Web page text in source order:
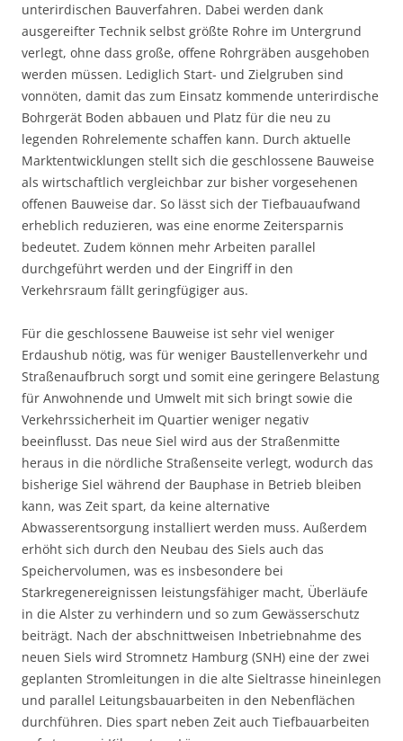
unterirdischen Bauverfahren. Dabei werden dank
ausgereifter Technik selbst größte Rohre im Untergrund
verlegt, ohne dass große, offene Rohrgräben ausgehoben
werden müssen. Lediglich Start- und Zielgruben sind
vonnöten, damit das zum Einsatz kommende unterirdische
Bohrgerät Boden abbauen und Platz für die neu zu
legenden Rohrelemente schaffen kann. Durch aktuelle
Marktentwicklungen stellt sich die geschlossene Bauweise
als wirtschaftlich vergleichbar zur bisher vorgesehenen
offenen Bauweise dar. So lässt sich der Tiefbauaufwand
erheblich reduzieren, was eine enorme Zeitersparnis
bedeutet. Zudem können mehr Arbeiten parallel
durchgeführt werden und der Eingriff in den
Verkehrsraum fällt geringfügiger aus.
Für die geschlossene Bauweise ist sehr viel weniger
Erdaushub nötig, was für weniger Baustellenverkehr und
Straßenaufbruch sorgt und somit eine geringere Belastung
für Anwohnende und Umwelt mit sich bringt sowie die
Verkehrssicherheit im Quartier weniger negativ
beeinflusst. Das neue Siel wird aus der Straßenmitte
heraus in die nördliche Straßenseite verlegt, wodurch das
bisherige Siel während der Bauphase in Betrieb bleiben
kann, was Zeit spart, da keine alternative
Abwasserentsorgung installiert werden muss. Außerdem
erhöht sich durch den Neubau des Siels auch das
Speichervolumen, was es insbesondere bei
Starkregenereignissen leistungsfähiger macht, Überläufe
in die Alster zu verhindern und so zum Gewässerschutz
beiträgt. Nach der abschnittweisen Inbetriebnahme des
neuen Siels wird Stromnetz Hamburg (SNH) eine der zwei
geplanten Stromleitungen in die alte Sieltrasse hineinlegen
und parallel Leitungsbauarbeiten in den Nebenflächen
durchführen. Dies spart neben Zeit auch Tiefbauarbeiten